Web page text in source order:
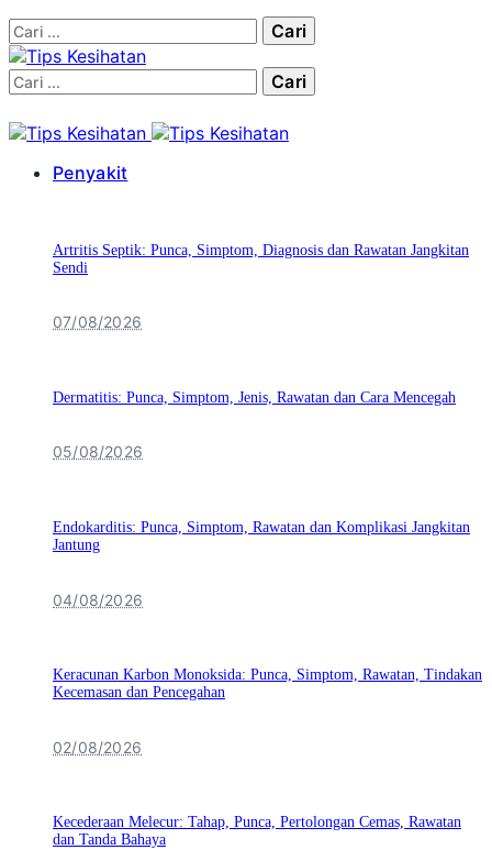
Cari:
Cari:
Penyakit
Artritis Septik: Punca, Simptom, Diagnosis dan Rawatan Jangkitan
Sendi
07/08/2026
Dermatitis: Punca, Simptom, Jenis, Rawatan dan Cara Mencegah
05/08/2026
Endokarditis: Punca, Simptom, Rawatan dan Komplikasi Jangkitan
Jantung
04/08/2026
Keracunan Karbon Monoksida: Punca, Simptom, Rawatan, Tindakan
Kecemasan dan Pencegahan
02/08/2026
Kecederaan Melecur: Tahap, Punca, Pertolongan Cemas, Rawatan
dan Tanda Bahaya